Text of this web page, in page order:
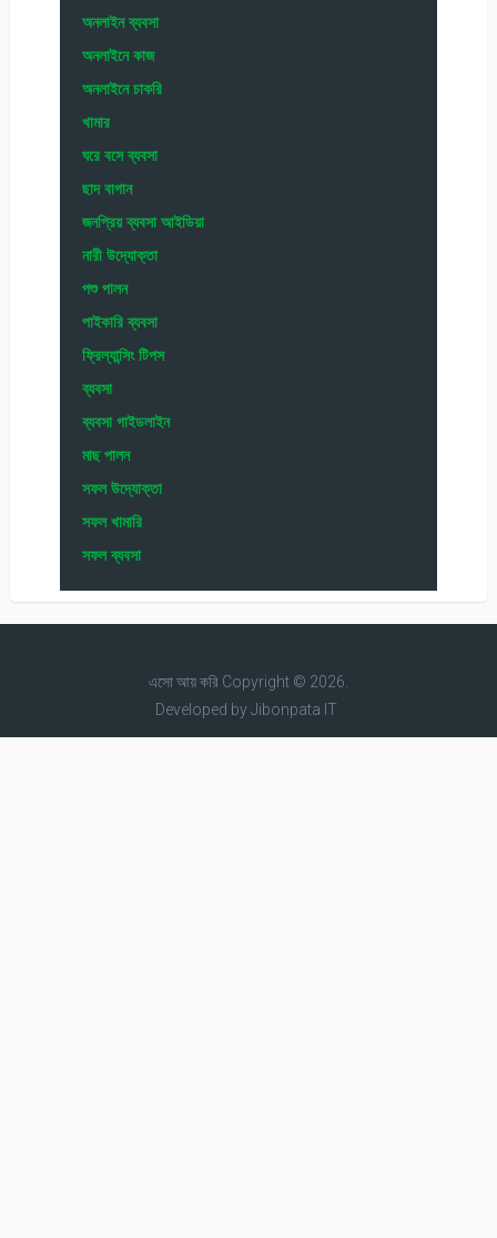
অনলাইন ব্যবসা
অনলাইনে কাজ
অনলাইনে চাকরি
খামার
ঘরে বসে ব্যবসা
ছাদ বাগান
জনপ্রিয় ব্যবসা আইডিয়া
নারী উদ্যোক্তা
পশু পালন
পাইকারি ব্যবসা
ফ্রিল্যান্সিং টিপস
ব্যবসা
ব্যবসা গাইডলাইন
মাছ পালন
সফল উদ্যোক্তা
সফল খামারি
সফল ব্যবসা
এসো আয় করিCopyright © 2026.
Developed byJibonpata IT